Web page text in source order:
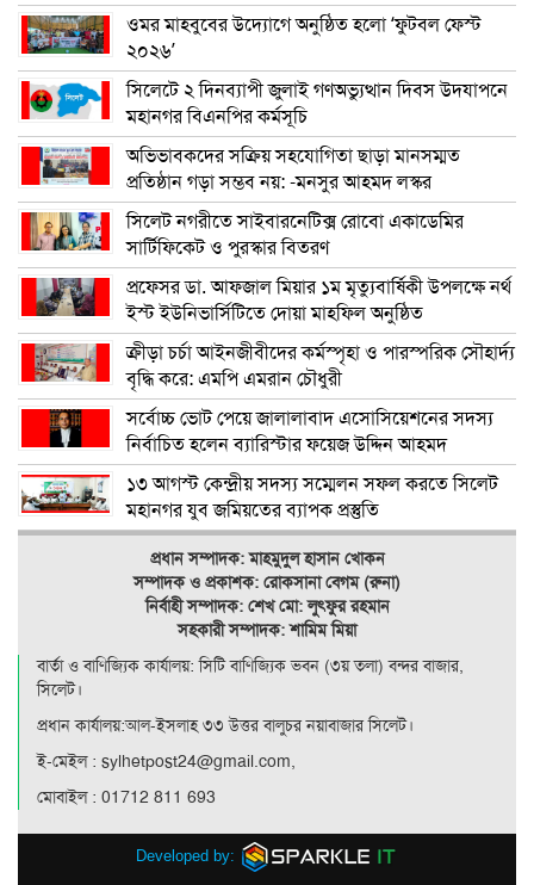
ওমর মাহবুবের উদ্যোগে অনুষ্ঠিত হলো ‘ফুটবল ফেস্ট
২০২৬’
সিলেটে ২ দিনব্যাপী জুলাই গণঅভ্যুত্থান দিবস উদযাপনে
মহানগর বিএনপির কর্মসূচি
অভিভাবকদের সক্রিয় সহযোগিতা ছাড়া মানসম্মত
প্রতিষ্ঠান গড়া সম্ভব নয়: -মনসুর আহমদ লস্কর
সিলেট নগরীতে সাইবারনেটিক্স রোবো একাডেমির
সার্টিফিকেট ও পুরস্কার বিতরণ
প্রফেসর ডা. আফজাল মিয়ার ১ম মৃত্যুবার্ষিকী উপলক্ষে নর্থ
ইস্ট ইউনিভার্সিটিতে দোয়া মাহফিল অনুষ্ঠিত
ক্রীড়া চর্চা আইনজীবীদের কর্মস্পৃহা ও পারস্পরিক সৌহার্দ্য
বৃদ্ধি করে: এমপি এমরান চৌধুরী
সর্বোচ্চ ভোট পেয়ে জালালাবাদ এসোসিয়েশনের সদস্য
নির্বাচিত হলেন ব্যারিস্টার ফয়েজ উদ্দিন আহমদ
১৩ আগস্ট কেন্দ্রীয় সদস্য সম্মেলন সফল করতে সিলেট
মহানগর যুব জমিয়তের ব্যাপক প্রস্তুতি
প্রধান সম্পাদক: মাহমুদুল হাসান খোকন
সম্পাদক ও প্রকাশক: রোকসানা বেগম (রুনা)
নির্বাহী সম্পাদক: শেখ মো: লুৎফুর রহমান
সহকারী সম্পাদক: শামিম মিয়া
বার্তা ও বাণিজ্যিক কার্যালয়: সিটি বাণিজ‍্যিক ভবন (৩য় তলা) বন্দর বাজার,
সিলেট।
প্রধান কার্যালয়:আল-ইসলাহ ৩৩ উত্তর বালুচর নয়াবাজার সিলেট।
ই-মেইল : sylhetpost24@gmail.com,
মোবাইল : 01712 811 693
Developed by: